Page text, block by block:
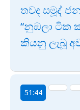
තවද සමූද්
“නුඹලා ටික
කියනු ලැබූ
51:44